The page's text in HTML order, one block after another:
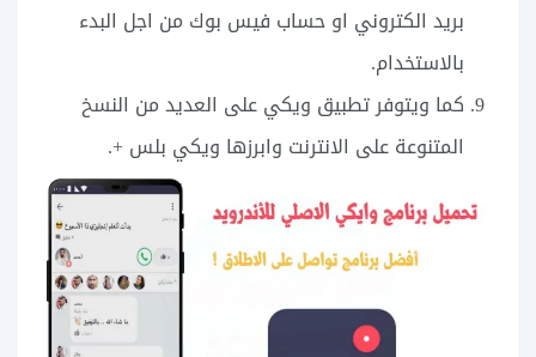
بريد الكتروني او حساب فيس بوك من اجل البدء
بالاستخدام.
كما ويتوفر تطبيق ويكي على العديد من النسخ
المتنوعة على الانترنت وابرزها ويكي بلس +.